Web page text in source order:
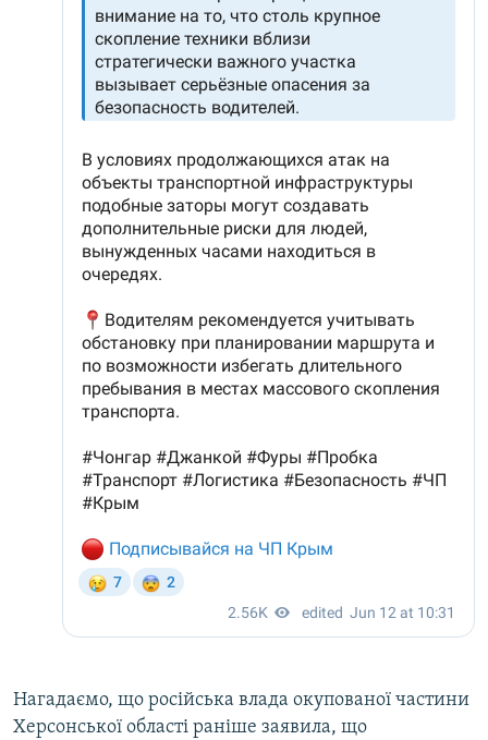
Нагадаємо, що російська влада окупованої частини
Херсонської області раніше заявила, що